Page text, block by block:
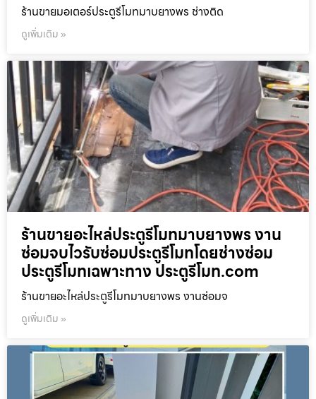
ร้านขายมอเตอร์ประตูรีโมทมาบยางพร ช่างติด
ดูเพิ่มเติม »
ร้านขายอะไหล่ประตูรีโมทมาบยางพร งาน
ซ่อมจบไวรับซ่อมประตูรีโมทโดยช่างซ่อม
ประตูรีโมทเฉพาะทาง ประตูรีโมท.com
ร้านขายอะไหล่ประตูรีโมทมาบยางพร งานซ่อมจ
ดูเพิ่มเติม »